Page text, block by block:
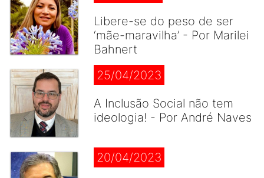
Libere-se do peso de ser
‘mãe-maravilha’ - Por Marilei
Bahnert
25/04/2023
A Inclusão Social não tem
ideologia! - Por André Naves
20/04/2023